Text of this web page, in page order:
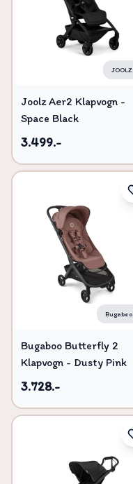
JOOLZ
Joolz Aer2 Klapvogn -
Space Black
3.499.-
Bugaboo
Bugaboo Butterfly 2
Klapvogn - Dusty Pink
3.728.-